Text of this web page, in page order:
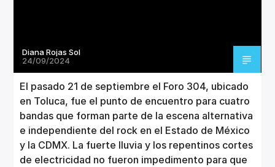
Diana Rojas Sol
24/09/2024
El pasado 21 de septiembre el Foro 304, ubicado
en Toluca, fue el punto de encuentro para cuatro
bandas que forman parte de la escena alternativa
e independiente del rock en el Estado de México
y la CDMX. La fuerte lluvia y los repentinos cortes
de electricidad no fueron impedimento para que